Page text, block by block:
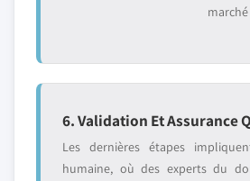
marché
6. Validation Et Assurance
Les dernières étapes
humaine, où des experts du